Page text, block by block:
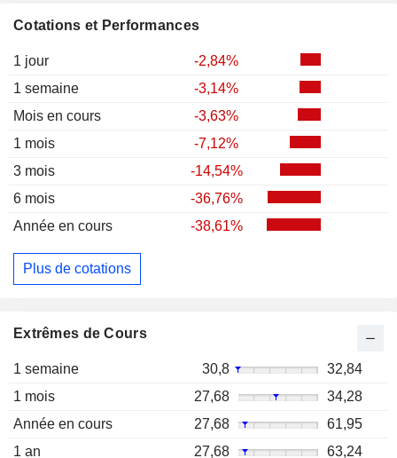
Cotations et Performances
1 jour
-2,84%
1 semaine
-3,14%
Mois en cours
-3,63%
1 mois
-7,12%
3 mois
-14,54%
6 mois
-36,76%
Année en cours
-38,61%
Plus de cotations
Extrêmes de Cours
1 semaine 30,8
32,84
1 mois
27,68
34,28
Année en cours
27,68
61,95
1 an
27,68 63,24